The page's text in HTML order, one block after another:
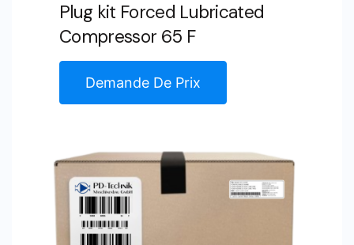
Plug kit Forced Lubricated
Compressor 65 F
Demande De Prix